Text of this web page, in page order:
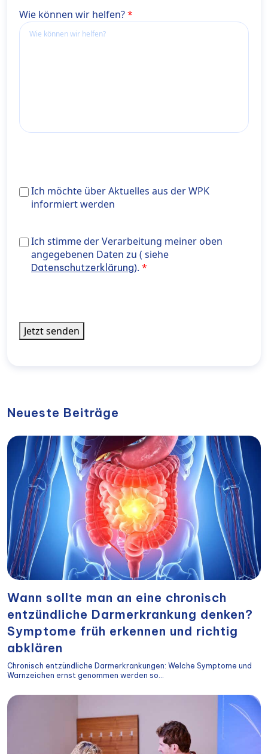
Wie können wir helfen?
Ich
möchte
aus
der
WPK
Ich möchte über Aktuelles aus der WPK
informiert werden
Ich stimme der Verarbeitung meiner oben
Daten zu ( siehe <a href="https://wiener-
privatklinik.com/datenschutzerklaerung/"
Ich stimme der Verarbeitung meiner oben
angegebenen Daten zu ( siehe
Datenschutzerklärung).
Jetzt senden
Neueste Beiträge
Wann sollte man an eine chronisch
entzündliche Darmerkrankung denken?
Symptome früh erkennen und richtig
abklären
Chronisch entzündliche Darmerkrankungen: Welche Symptome und
Warnzeichen ernst genommen werden so...